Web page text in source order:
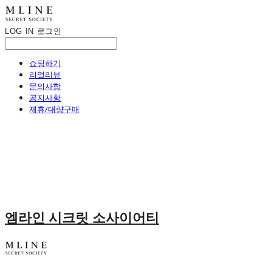
LOG IN 로그인
쇼핑하기
리얼리뷰
문의사항
공지사항
제휴/대량구매
엠라인 시크릿 소사이어티